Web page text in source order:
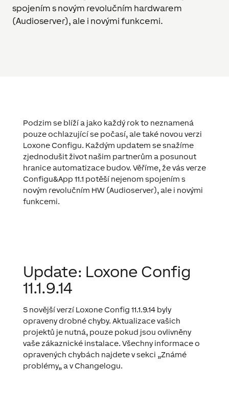
spojením s novým revolučním hardwarem
(Audioserver), ale i novými funkcemi.
Podzim se blíží a jako každý rok to neznamená
pouze ochlazující se počasí, ale také novou verzi
Loxone Configu. Každým updatem se snažíme
zjednodušit život našim partnerům a posunout
hranice automatizace budov. Věříme, že vás verze
Configu&App 11.1 potěší nejenom spojením s
novým revolučním HW (Audioserver), ale i novými
funkcemi.
Update: Loxone Config
11.1.9.14
S novější verzí Loxone Config 11.1.9.14 byly
opraveny drobné chyby. Aktualizace vašich
projektů je nutná, pouze pokud jsou ovlivněny
vaše zákaznické instalace. Všechny informace o
opravených chybách najdete v sekci „Známé
problémy„ a v Changelogu.